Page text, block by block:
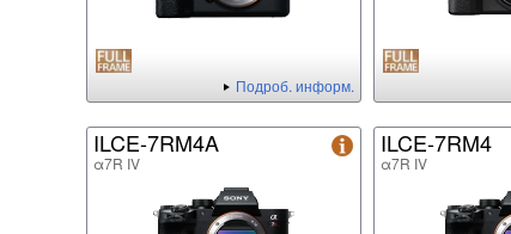
Подроб. информ.
ILCE-7RM4A
α7R IV
ILCE-7RM4
α7R IV